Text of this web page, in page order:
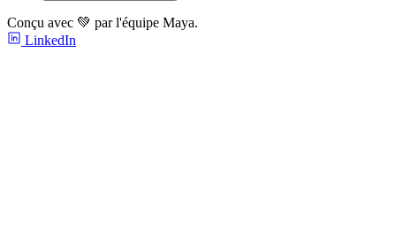
Conçu avec 💚 par l'équipe Maya.
LinkedIn